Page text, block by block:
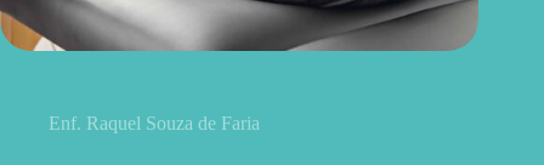
Enf. Raquel Souza de Faria